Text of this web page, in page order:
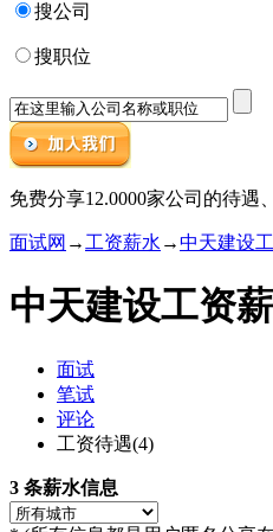
搜公司
搜职位
免费分享12.0000家公司的待遇
面试网 → 工资薪水 →中天建设
中天建设工资
面试
笔试
评论
工资待遇(4)
3 条薪水信息